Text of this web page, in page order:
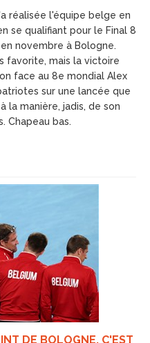
réalisée l'équipe belge en
se qualifiant pour le Final 8
novembre à Bologne.
favorite, mais la victoire
face au 8e mondial Alex
sur une lancée que
la manière, jadis, de son
Chapeau bas.
DE BOLOGNE. C'EST